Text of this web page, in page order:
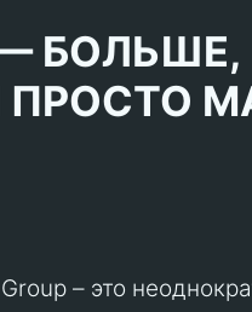
БОЛЬШЕ,
ПРОСТО
– это